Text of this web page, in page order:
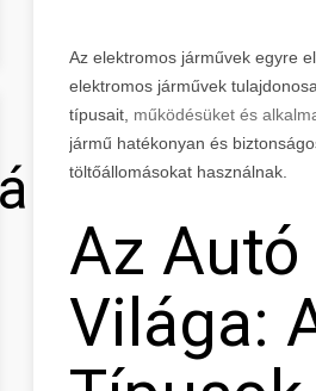
Az elektromos járművek egyre
elektromos járművek
típusait, működésüket és
jármű hatékonyan és
töltőállomásokat használnak.
Az
Világa: